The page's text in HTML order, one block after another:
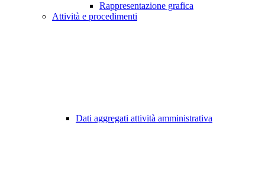
Rappresentazione grafica
Attività e procedimenti
Dati aggregati attività amministrativa